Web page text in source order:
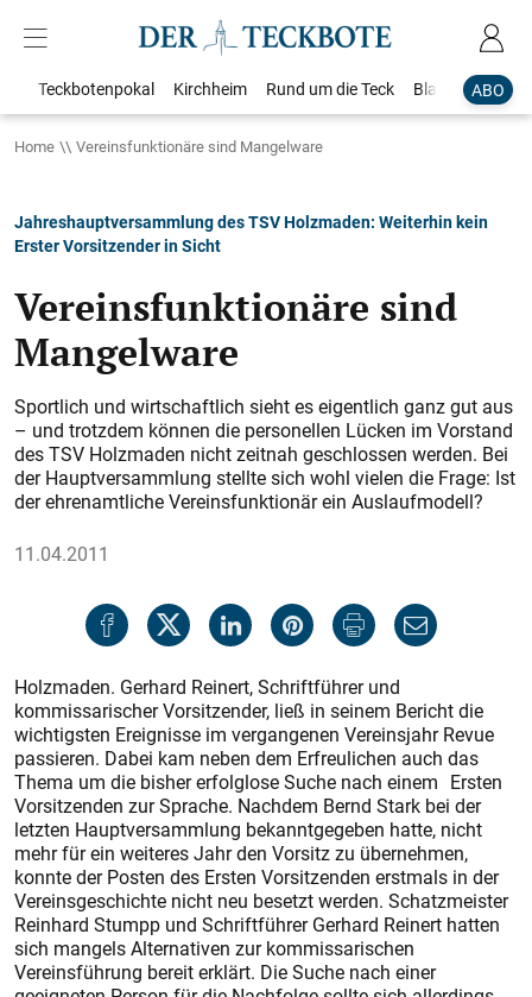
ABO
Teckbotenpokal Kirchheim Rund um die Teck Blaulicht
Home Vereinsfunktionäre sind Mangelware
Jahreshauptversammlung des TSV Holzmaden: Weiterhin kein
Erster Vorsitzender in Sicht
Vereinsfunktionäre sind
Mangelware
Sportlich und wirtschaftlich sieht es eigentlich ganz gut aus
– und trotzdem können die personellen Lücken im Vorstand
des TSV Holzmaden nicht zeitnah geschlossen werden. Bei
der Hauptversammlung stellte sich wohl vielen die Frage: Ist
der ehrenamtliche Vereinsfunktionär ein Auslaufmodell?
11.04.2011
Holzmaden. Gerhard Reinert, Schriftführer und
kommissarischer Vorsitzender, ließ in seinem Bericht die
wichtigsten Ereignisse im vergangenen Vereinsjahr Revue
passieren. Dabei kam neben dem Erfreulichen auch das
Thema um die bisher erfolglose Suche nach einem Ersten
Vorsitzenden zur Sprache. Nachdem Bernd Stark bei der
letzten Hauptversammlung bekanntgegeben hatte, nicht
mehr für ein weiteres Jahr den Vorsitz zu übernehmen,
konnte der Posten des Ersten Vorsitzenden erstmals in der
Vereinsgeschichte nicht neu besetzt werden. Schatzmeister
Reinhard Stumpp und Schriftführer Gerhard Reinert hatten
sich mangels Alternativen zur kommissarischen
Vereinsführung bereit erklärt. Die Suche nach einer